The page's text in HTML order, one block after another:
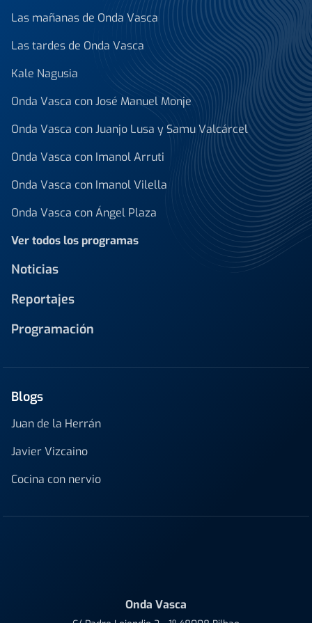
Las mañanas de Onda Vasca
Las tardes de Onda Vasca
Kale Nagusia
Onda Vasca con José Manuel Monje
Onda Vasca con Juanjo Lusa y Samu Valcárcel
Onda Vasca con Imanol Arruti
Onda Vasca con Imanol Vilella
Onda Vasca con Ángel Plaza
Ver todos los programas
Noticias
Reportajes
Programación
Blogs
Juan de la Herrán
Javier Vizcaino
Cocina con nervio
Onda Vasca